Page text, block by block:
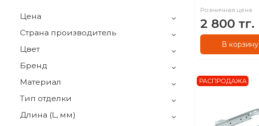
Розничная цена
2 800 тг.
В корзину
РАСПРОДАЖА
Цена
Страна производитель
Цвет
Бренд
Материал
Тип отделки
Длина (L, мм)